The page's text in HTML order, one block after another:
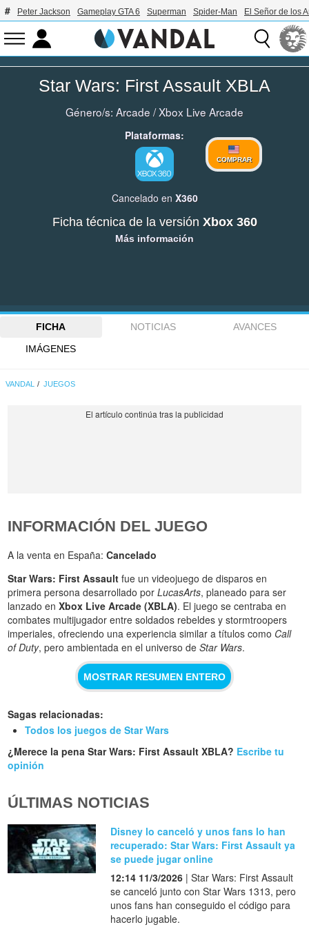
Peter Jackson Gameplay GTA 6 Superman Spider-Man El Señor de los
Star Wars: First Assault XBLA
Género/s: Arcade /Xbox Live Arcade
Plataformas:
COMPRAR
Cancelado en X360
Ficha técnica de la versión Xbox 360
Más información
FICHA NOTICIAS
AVANCES
IMÁGENES
VANDAL JUEGOS
INFORMACIÓN DEL JUEGO
A la venta en España:Cancelado
Star Wars: First Assault fue un videojuego de disparos en
primera persona desarrollado porLucasArts, planeado para ser
lanzado enXbox Live Arcade (XBLA). El juego se centraba en
combates multijugador entre soldados rebeldes y stormtroopers
imperiales, ofreciendo una experiencia similar a títulos como Call
of Duty, pero ambientada en el universo deStar Wars.
MOSTRAR RESUMEN ENTERO
Sagas relacionadas:
Todos los juegos de Star Wars
¿Merece la pena Star Wars: First Assault XBLA? Escribe tu
opinión
ÚLTIMAS NOTICIAS
Disney lo canceló y unos fans lo han
recuperado: Star Wars: First Assault ya
se puede jugar online
12:14 11/3/2026 | Star Wars: First Assault
se canceló junto con Star Wars 1313, pero
unos fans han conseguido el código para
hacerlo jugable.